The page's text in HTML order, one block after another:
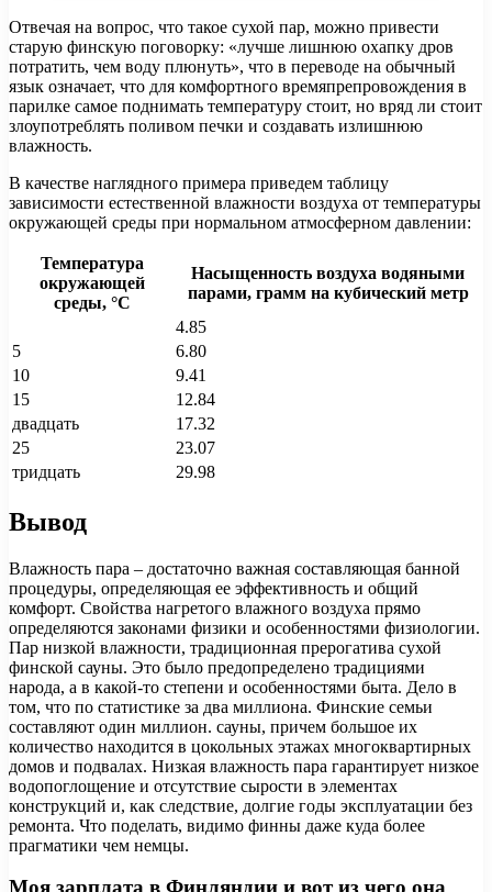
Отвечая на вопрос, что такое сухой пар, можно привести
старую финскую поговорку: «лучше лишнюю охапку дров
потратить, чем воду плюнуть», что в переводе на обычный
язык означает, что для комфортного времяпрепровождения в
парилке самое поднимать температуру стоит, но вряд ли стоит
злоупотреблять поливом печки и создавать излишнюю
влажность.
В качестве наглядного примера приведем таблицу
зависимости естественной влажности воздуха от температуры
окружающей среды при нормальном атмосферном давлении:
Температура
окружающей
среды, °С
Насыщенность воздуха водяными
парами, грамм на кубический метр
4.85
5
6.80
10
9.41
15
12.84
двадцать
17.32
25
23.07
тридцать
29.98
Вывод
Влажность пара – достаточно важная составляющая банной
процедуры, определяющая ее эффективность и общий
комфорт. Свойства нагретого влажного воздуха прямо
определяются законами физики и особенностями физиологии.
Пар низкой влажности, традиционная прерогатива сухой
финской сауны. Это было предопределено традициями
народа, а в какой-то степени и особенностями быта. Дело в
том, что по статистике за два миллиона. Финские семьи
составляют один миллион. сауны, причем большое их
количество находится в цокольных этажах многоквартирных
домов и подвалах. Низкая влажность пара гарантирует низкое
водопоглощение и отсутствие сырости в элементах
конструкций и, как следствие, долгие годы эксплуатации без
ремонта. Что поделать, видимо финны даже куда более
прагматики чем немцы.
Моя зарплата в Финляндии и вот из чего она